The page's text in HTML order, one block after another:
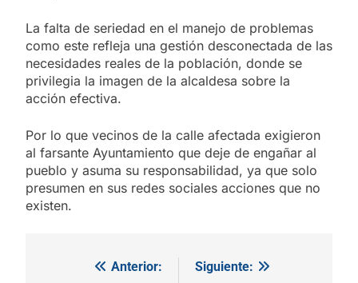
La falta de seriedad en el manejo de problemas
como este refleja una gestión desconectada de las
necesidades reales de la población, donde se
privilegia la imagen de la alcaldesa sobre la
acción efectiva.
Por lo que vecinos de la calle afectada exigieron
al farsante Ayuntamiento que deje de engañar al
pueblo y asuma su responsabilidad, ya que solo
presumen en sus redes sociales acciones que no
existen.
Navegación
Anterior:
Siguiente: